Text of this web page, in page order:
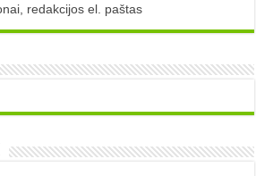
redakcijos el. paštas